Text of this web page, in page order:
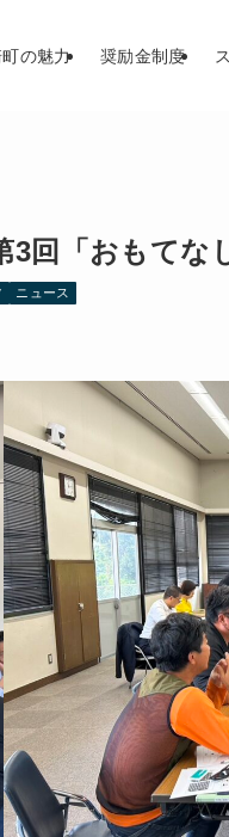
の魅力 奨励金制度
回「おもてな
ニュース